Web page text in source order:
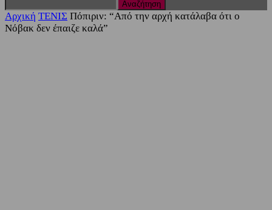
Αρχική ΤΕΝΙΣ Πόπιριν: “Από την αρχή κατάλαβα ότι ο
Νόβακ δεν έπαιζε καλά”